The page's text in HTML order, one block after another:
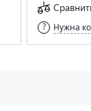
Нужна